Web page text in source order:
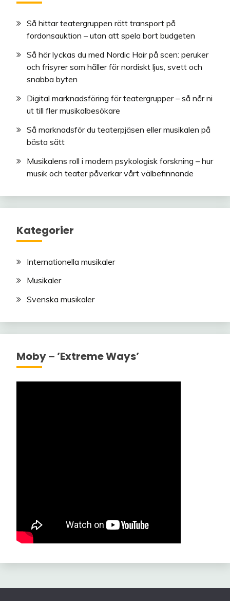
Så hittar teatergruppen rätt transport på
fordonsauktion – utan att spela bort budgeten
Så här lyckas du med Nordic Hair på scen: peruker
och frisyrer som håller för nordiskt ljus, svett och
snabba byten
Digital marknadsföring för teatergrupper – så når ni
ut till fler musikalbesökare
Så marknadsför du teaterpjäsen eller musikalen på
bästa sätt
Musikalens roll i modern psykologisk forskning – hur
musik och teater påverkar vårt välbefinnande
Kategorier
Internationella musikaler
Musikaler
Svenska musikaler
Moby – ’Extreme Ways’